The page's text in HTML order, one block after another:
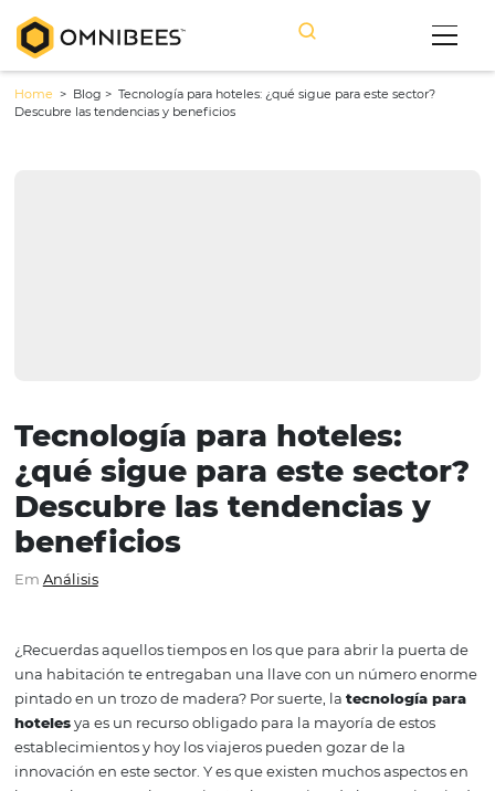
Home> Blog >Tecnología para hoteles: ¿qué sigue para este
Tecnología para hoteles:
¿qué sigue para este
Descubre las tendencias
beneficios
EmAnálisis
¿Recuerdas aquellos tiempos en los que para abrir la